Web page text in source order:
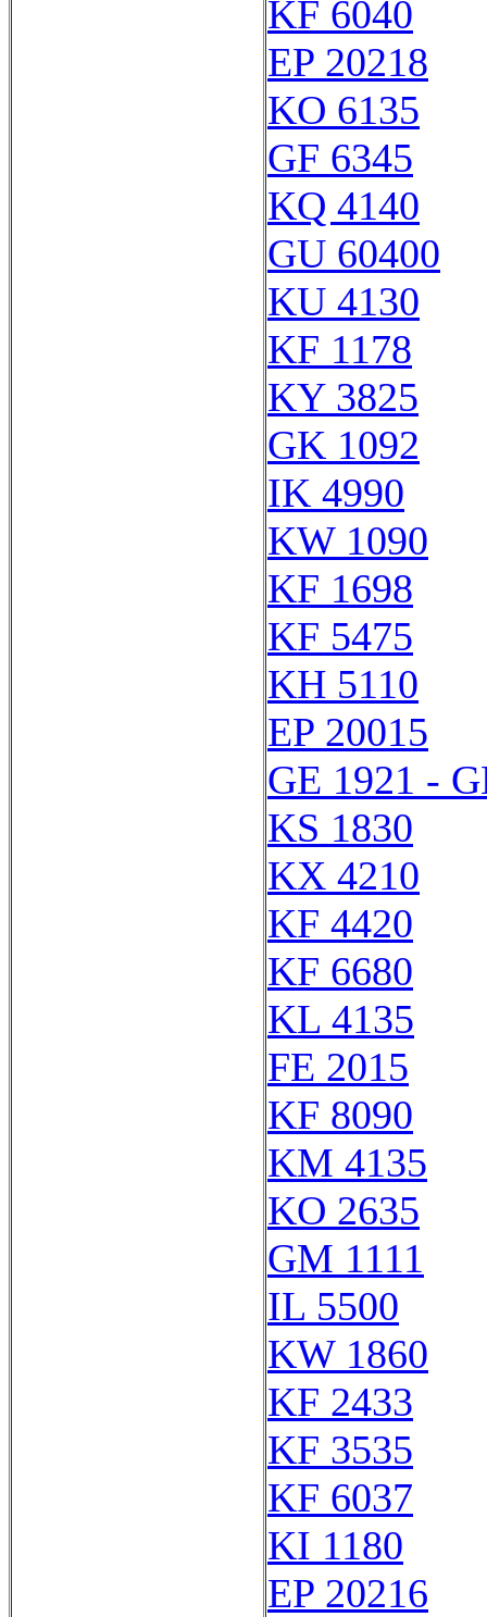
KF 6040
EP 20218
KO 6135
GF 6345
KQ 4140
GU 60400
KU 4130
KF 1178
KY 3825
GK 1092
IK 4990
KW 1090
KF 1698
KF 5475
KH 5110
EP 20015
GE 1921 -
KS 1830
KX 4210
KF 4420
KF 6680
KL 4135
FE 2015
KF 8090
KM 4135
KO 2635
GM 1111
IL 5500
KW 1860
KF 2433
KF 3535
KF 6037
KI 1180
EP 20216